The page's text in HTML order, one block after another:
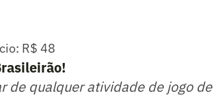
R$ 48
de qualquer atividade de jogo de